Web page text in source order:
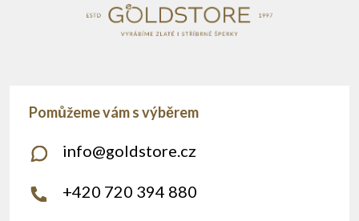
info@goldstore.cz
+420 720 394 880